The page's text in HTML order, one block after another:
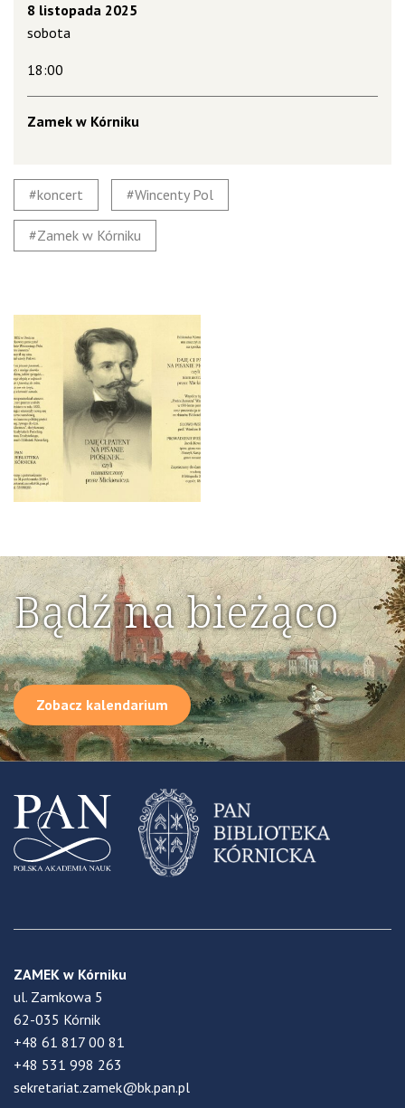
8 listopada 2025
sobota
18:00
Zamek w Kórniku
koncert Wincenty Pol
Zamek w Kórniku
Bądź na bieżąco
Zobacz kalendarium
ZAMEK w Kórniku
ul. Zamkowa 5
62-035 Kórnik
+48 61 817 00 81
+48 531 998 263
sekretariat.zamek@bk.pan.pl